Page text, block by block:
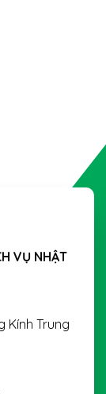
VỤ NHẬT
Kính Trung